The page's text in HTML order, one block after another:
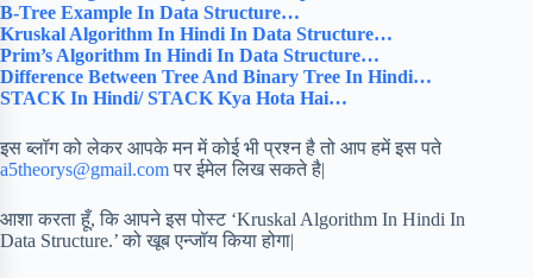
B-Tree Example In Data Structure…
Kruskal Algorithm In Hindi In Data Structure…
Prim’s Algorithm In Hindi In Data Structure…
Difference Between Tree And Binary Tree In Hindi…
STACK In Hindi/ STACK Kya Hota Hai…
इस ब्लॉग को लेकर आपके मन में कोई भी प्रश्न है तो आप हमें इस पते
a5theorys@gmail.comपर ईमेल लिख सकते है|
आशा करता हूँ, कि आपने इस पोस्ट ‘Kruskal Algorithm In Hindi In
Data Structure.’ को खूब एन्जॉय किया होगा|